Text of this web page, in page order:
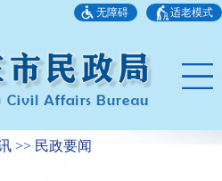
无障碍 适老模式
>> 民政要闻